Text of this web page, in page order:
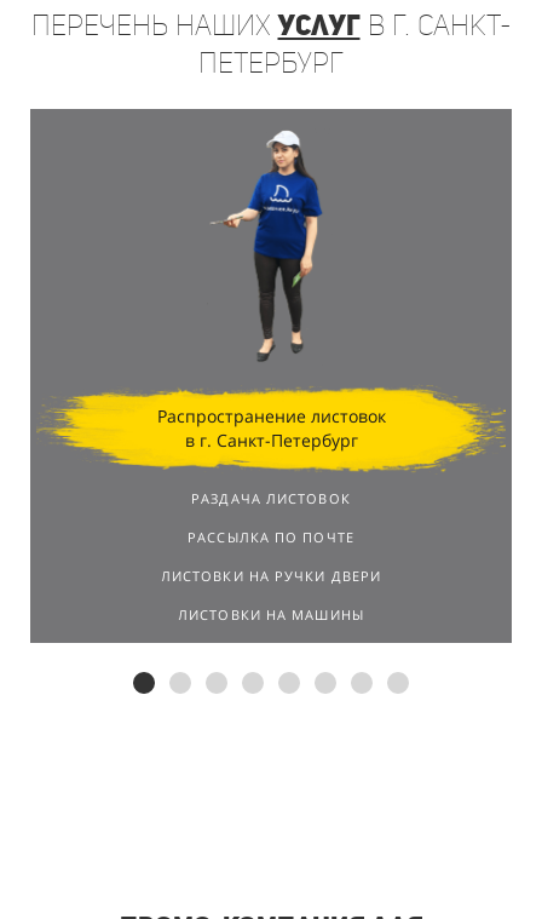
Перечень нашихуслугв г. Санкт-
Петербург
Распространение листовок
в г. Санкт-Петербург
РАЗДАЧА ЛИСТОВОК
РАССЫЛКА ПО ПОЧТЕ
ЛИСТОВКИ НА РУЧКИ ДВЕРИ
ЛИСТОВКИ НА МАШИНЫ